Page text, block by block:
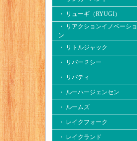
・ リューギ（RYUGI）
・ リアクションイノベーショ
ン
・ リトルジャック
・ リバー２シー
・ リバティ
・ ルーハージェンセン
・ ルームズ
・ レイクフォーク
・ レイクランド